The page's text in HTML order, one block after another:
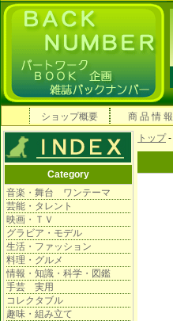
ショップ概要 商 品 情 報
Category
音楽・舞台 ワンテーマ
芸能・タレント
映画・ＴＶ
グラビア・モデル
生活・ファッション
料理・グルメ
情報・知識・科学・図鑑
手芸 実用
コレクタブル
趣味・組み立て
トップ-